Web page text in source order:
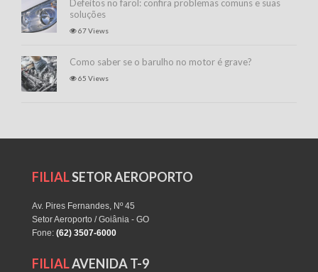
Defeitos no farol: confira problemas comuns e suas
soluções
67 Views
Como saber se o barulho no motor é grave?
65 Views
FILIALSETOR AEROPORTO
Av. Pires Fernandes, Nº 45
Setor Aeroporto / Goiânia - GO
Fone: (62) 3507-6000
FILIALAVENIDA T-9